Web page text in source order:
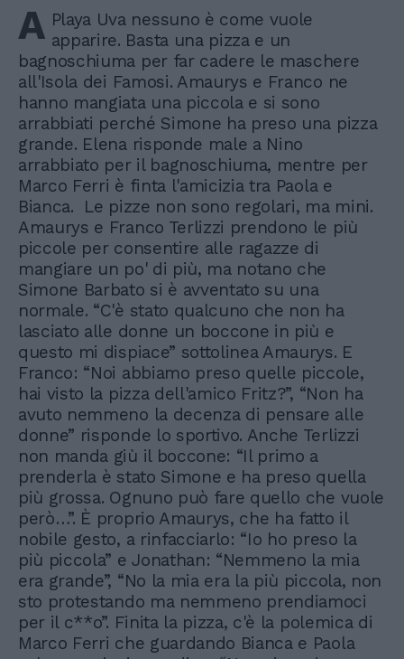
A Playa Uva nessuno è come vuole
apparire. Basta una pizza e un
bagnoschiuma per far cadere le maschere
all'Isola dei Famosi. Amaurys e Franco ne
hanno mangiata una piccola e si sono
arrabbiati perché Simone ha preso una pizza
grande. Elena risponde male a Nino
arrabbiato per il bagnoschiuma, mentre per
Marco Ferri è finta l'amicizia tra Paola e
Bianca. Le pizze non sono regolari, ma mini.
Amaurys e Franco Terlizzi prendono le più
piccole per consentire alle ragazze di
mangiare un po' di più, ma notano che
Simone Barbato si è avventato su una
normale. “C'è stato qualcuno che non ha
lasciato alle donne un boccone in più e
questo mi dispiace” sottolinea Amaurys. E
Franco: “Noi abbiamo preso quelle piccole,
hai visto la pizza dell'amico Fritz?”, “Non ha
avuto nemmeno la decenza di pensare alle
donne” risponde lo sportivo. Anche Terlizzi
non manda giù il boccone: “Il primo a
prenderla è stato Simone e ha preso quella
più grossa. Ognuno può fare quello che vuole
però…”. È proprio Amaurys, che ha fatto il
nobile gesto, a rinfacciarlo: “Io ho preso la
più piccola” e Jonathan: “Nemmeno la mia
era grande”, “No la mia era la più piccola, non
sto protestando ma nemmeno prendiamoci
per il c**o”. Finita la pizza, c'è la polemica di
Marco Ferri che guardando Bianca e Paola